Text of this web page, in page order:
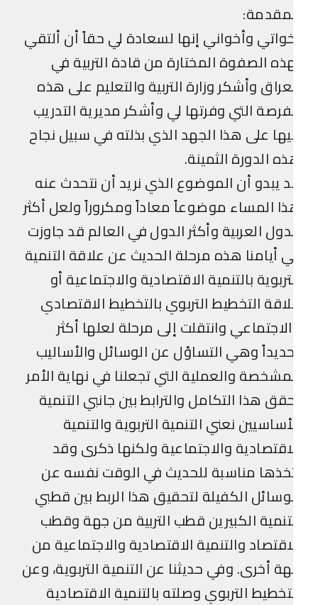
وأخواني إنها لسعادة لي حقاً أن ألتقي
الصفوة المختارة من قادة التربية في
وأشكر وزارة التربية والتعليم على هذه
التي وفرتها لي وأشكر مديرية التدريب
على هذا الجهد الذي بذلته في سبيل نجاح
الدورة الثمينة.
يبدو أن الموضوع الذي نريد أن نتحدث عنه
المساء موضوعاً معاداً ومكروراً ولعل أكثر
العربية وأكثر الدول في العالم قد جاوزت
أيامنا هذه مرحلة الحديث عن علاقة التنمية
بالتنمية الاقتصادية والاجتماعية أو
التخطيط التربوي بالتخطيط الاقتصادي
وانتقلت إلى مرحلة لعلها أكثر
وهي التساؤل عن الوسائل والأساليب
والعملية التي تجعلنا في نهاية الأمر
هذا التكامل والترابط بين جانبي التنمية
نعني التنمية التربوية والتنمية
والاجتماعية ولكنها ذكرى وقد
مناسبة للحديث في الوقت نفسه عن
الكفيلة لتحقيق هذا الربط بين قطبي
الكبيرين قطب التربية من جهة وقطب
والتنمية الاقتصادية والاجتماعية من
أخرى. وفي حديثنا عن التنمية التربوية، وعن
التربوي وصلته بالتنمية الاقتصادية